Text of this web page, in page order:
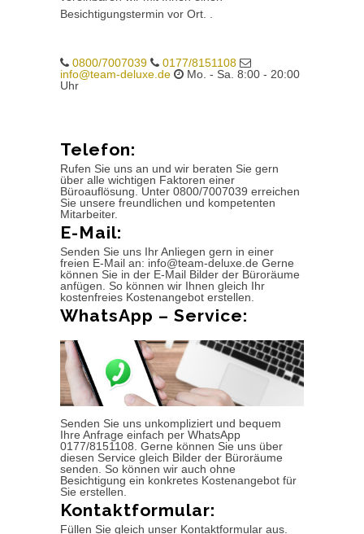
Besichtigungstermin vor Ort. .
0800/7007039
0177/8151108
info@team-deluxe.de
Mo. - Sa. 8:00 - 20:00
Uhr
Telefon:
Rufen Sie uns an und wir beraten Sie gern
über alle wichtigen Faktoren einer
Büroauflösung. Unter 0800/7007039 erreichen
Sie unsere freundlichen und kompetenten
Mitarbeiter.
E-Mail:
Senden Sie uns Ihr Anliegen gern in einer
freien E-Mail an: info@team-deluxe.de Gerne
können Sie in der E-Mail Bilder der Büroräume
anfügen. So können wir Ihnen gleich Ihr
kostenfreies Kostenangebot erstellen.
WhatsApp – Service:
Senden Sie uns unkompliziert und bequem
Ihre Anfrage einfach per WhatsApp
0177/8151108. Gerne können Sie uns über
diesen Service gleich Bilder der Büroräume
senden. So können wir auch ohne
Besichtigung ein konkretes Kostenangebot für
Sie erstellen.
Kontaktformular:
Füllen Sie gleich unser Kontaktformular aus.